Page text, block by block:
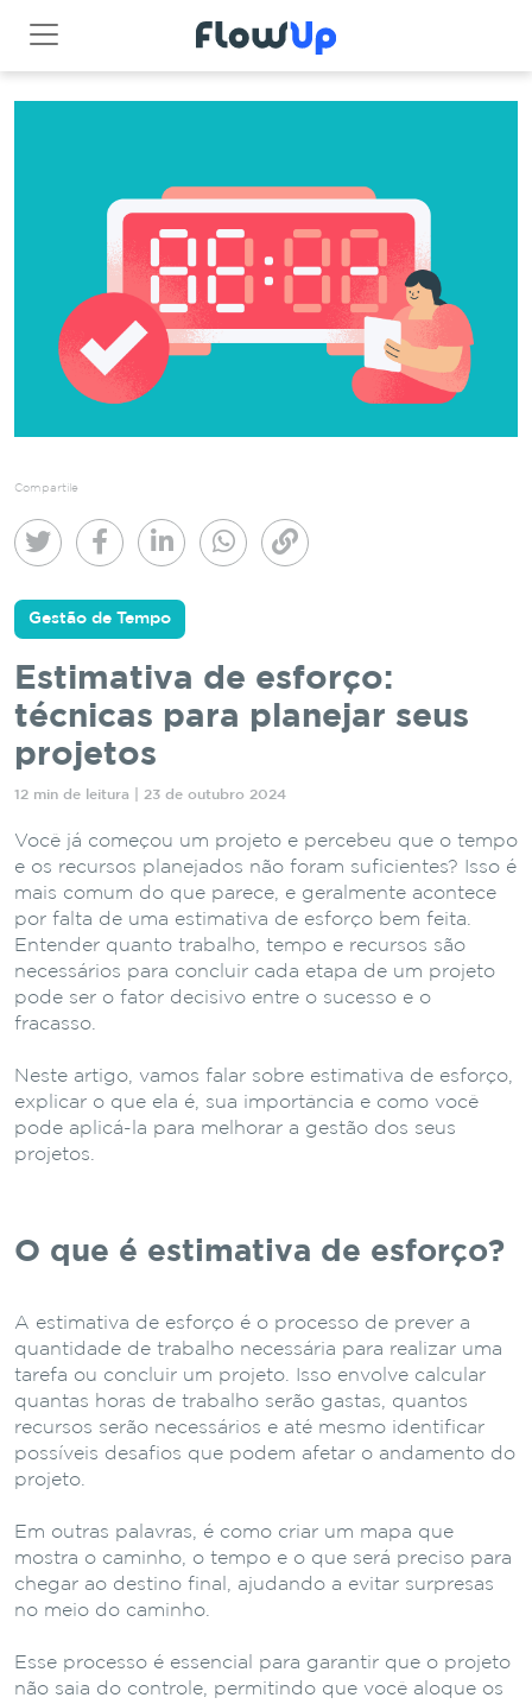
Compartile
Gestão de Tempo
Estimativa de esforço:
técnicas para planejar seus
projetos
12 min de leitura | 23 de outubro 2024
Você já começou um projeto e percebeu que o tempo
e os recursos planejados não foram suficientes? Isso é
mais comum do que parece, e geralmente acontece
por falta de uma estimativa de esforço bem feita.
Entender quanto trabalho, tempo e recursos são
necessários para concluir cada etapa de um projeto
pode ser o fator decisivo entre o sucesso e o
fracasso.
Neste artigo, vamos falar sobre estimativa de esforço,
explicar o que ela é, sua importância e como você
pode aplicá-la para melhorar a gestão dos seus
projetos.
O que é estimativa de esforço?
A estimativa de esforço é o processo de prever a
quantidade de trabalho necessária para realizar uma
tarefa ou concluir um projeto. Isso envolve calcular
quantas horas de trabalho serão gastas, quantos
recursos serão necessários e até mesmo identificar
possíveis desafios que podem afetar o andamento do
projeto.
Em outras palavras, é como criar um mapa que
mostra o caminho, o tempo e o que será preciso para
chegar ao destino final, ajudando a evitar surpresas
no meio do caminho.
Esse processo é essencial para garantir que o projeto
não saia do controle, permitindo que você aloque os